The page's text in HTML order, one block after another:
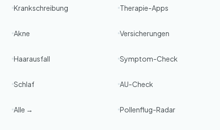
Krankschreibung
Akne
Haarausfall
Schlaf
Alle →
Therapie-Apps
Versicherungen
Symptom-Check
AU-Check
Pollenflug-Radar